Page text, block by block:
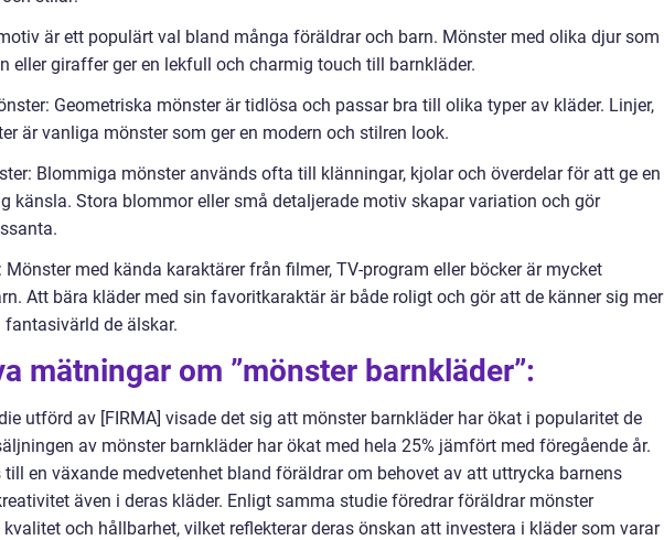
är ett populärt val bland många föräldrar och barn. Mönster med olika djur som
eller giraffer ger en lekfull och charmig touch till barnkläder.
Geometriska mönster är tidlösa och passar bra till olika typer av kläder. Linjer,
är vanliga mönster som ger en modern och stilren look.
Blommiga mönster används ofta till klänningar, kjolar och överdelar för att ge en
känsla. Stora blommor eller små detaljerade motiv skapar variation och gör
med kända karaktärer från filmer, TV-program eller böcker är mycket
Att bära kläder med sin favoritkaraktär är både roligt och gör att de känner sig mer
fantasivärld de älskar.
mätningar om ”mönster barnkläder”:
utförd av [FIRMA] visade det sig att mönster barnkläder har ökat i popularitet de
av mönster barnkläder har ökat med hela 25% jämfört med föregående år.
en växande medvetenhet bland föräldrar om behovet av att uttrycka barnens
även i deras kläder. Enligt samma studie föredrar föräldrar mönster
och hållbarhet, vilket reflekterar deras önskan att investera i kläder som varar